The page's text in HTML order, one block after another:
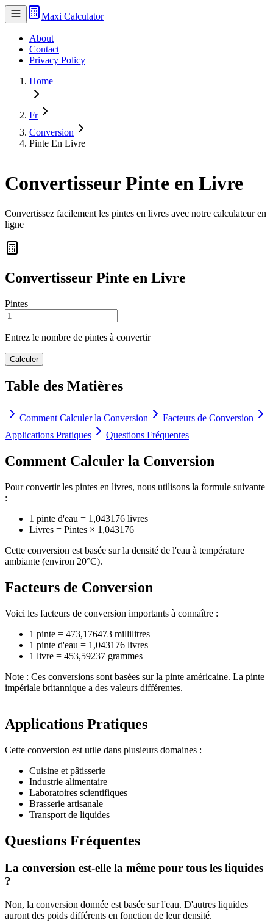
Maxi Calculator
About
Contact
Privacy Policy
Home
Fr
Conversion
Pinte En Livre
Convertisseur Pinte en Livre
Convertissez facilement les pintes en livres avec notre calculateur en
ligne
Convertisseur Pinte en Livre
Pintes
Entrez le nombre de pintes à convertir
Calculer
Table des Matières
Comment Calculer la Conversion
Facteurs de Conversion
Applications Pratiques
Questions Fréquentes
Comment Calculer la Conversion
Pour convertir les pintes en livres, nous utilisons la formule suivante
:
1 pinte d'eau = 1,043176 livres
Livres = Pintes × 1,043176
Cette conversion est basée sur la densité de l'eau à température
ambiante (environ 20°C).
Facteurs de Conversion
Voici les facteurs de conversion importants à connaître :
1 pinte = 473,176473 millilitres
1 pinte d'eau = 1,043176 livres
1 livre = 453,59237 grammes
Note : Ces conversions sont basées sur la pinte américaine. La pinte
impériale britannique a des valeurs différentes.
Applications Pratiques
Cette conversion est utile dans plusieurs domaines :
Cuisine et pâtisserie
Industrie alimentaire
Laboratoires scientifiques
Brasserie artisanale
Transport de liquides
Questions Fréquentes
La conversion est-elle la même pour tous les liquides
?
Non, la conversion donnée est basée sur l'eau. D'autres liquides
auront des poids différents en fonction de leur densité.